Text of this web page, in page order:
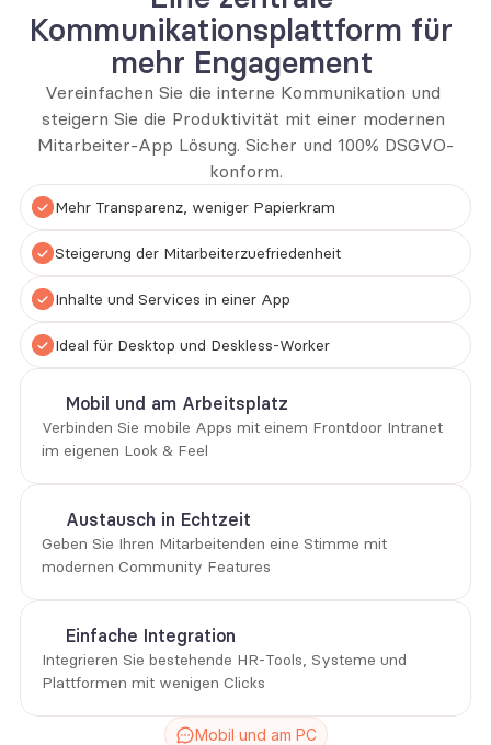
Kommunikationsplattform für
mehr Engagement
Vereinfachen Sie die interne Kommunikation und
steigern Sie die Produktivität mit einer modernen
Mitarbeiter-App Lösung. Sicher und 100% DSGVO-
konform.
Mehr Transparenz, weniger Papierkram
Steigerung der Mitarbeiterzuefriedenheit
Inhalte und Services in einer App
Ideal für Desktop und Deskless-Worker
Mobil und am Arbeitsplatz
Verbinden Sie mobile Apps mit einem Frontdoor Intranet
im eigenen Look & Feel
Austausch in Echtzeit
Geben Sie Ihren Mitarbeitenden eine Stimme mit
modernen Community Features
Einfache Integration
Integrieren Sie bestehende HR-Tools, Systeme und
Plattformen mit wenigen Clicks
Mobil und am PC